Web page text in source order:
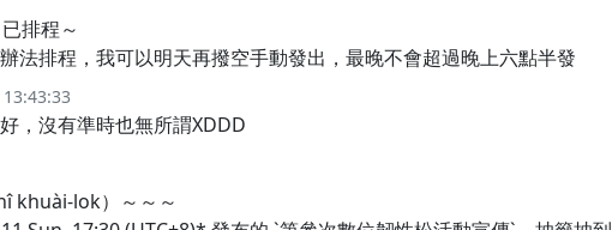
排程～
法排程，我可以明天再撥空手動發出，最晚不會超過晚上六點半發
，沒有準時也無所謂XDDD
khuài-lok）～～～